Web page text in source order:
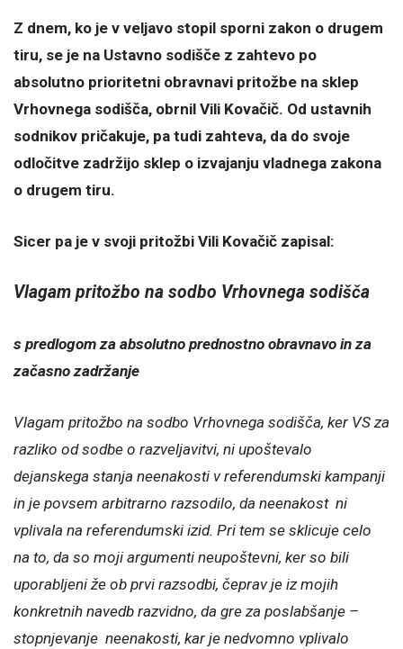
Z dnem, ko je v veljavo stopil sporni zakon o drugem
tiru, se je na Ustavno sodišče z zahtevo po
absolutno prioritetni obravnavi pritožbe na sklep
Vrhovnega sodišča, obrnil Vili Kovačič. Od ustavnih
sodnikov pričakuje, pa tudi zahteva, da do svoje
odločitve zadržijo sklep o izvajanju vladnega zakona
o drugem tiru.
Sicer pa je v svoji pritožbi Vili Kovačič zapisal:
Vlagam pritožbo na sodbo Vrhovnega sodišča
s predlogom za absolutno prednostno obravnavo in za
začasno zadržanje
Vlagam pritožbo na sodbo Vrhovnega sodišča, ker VS za
razliko od sodbe o razveljavitvi, ni upoštevalo
dejanskega stanja neenakosti v referendumski kampanji
in je povsem arbitrarno razsodilo, da neenakost ni
vplivala na referendumski izid. Pri tem se sklicuje celo
na to, da so moji argumenti neupoštevni, ker so bili
uporabljeni že ob prvi razsodbi, čeprav je iz mojih
konkretnih navedb razvidno, da gre za poslabšanje –
stopnjevanje neenakosti, kar je nedvomno vplivalo